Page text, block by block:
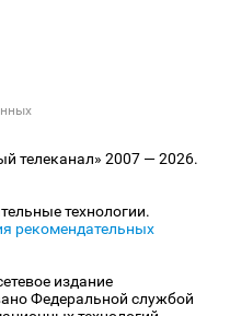
телеканал» 2007 — 2026.
технологии.
рекомендательных
издание
Федеральной службой